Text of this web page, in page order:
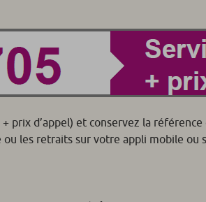
prix d’appel) et conservez la
les retraits sur votre appli mobile ou